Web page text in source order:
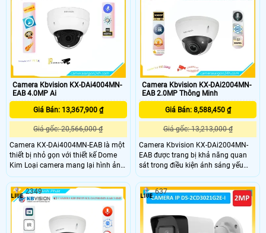
còn tích hợp Micro cho phép nghe
âm thanh mọi người giao tiếpngay
tại vị trí camera.
sang trọng và chắc chắn
Camera Kbvision KX-DAi4004MN-
EAB 4.0MP Ai
Giá Bán: 13,367,900 ₫
Giá gốc: 20,566,000 ₫
Camera KX-DAi4004MN-EAB là một
thiết bị nhỏ gọn với thiết kế Dome
Kim Loại camera mang lại hình ảnh
sắc nét với độ phân giải 4.0MP
Ngoài ra nó còn được trang bị công
nghệ I, cho phép giám sát từ xa
Camera Kbvision KX-DAi2004MN-
EAB 2.0MP Thông Minh
Giá Bán: 8,588,450 ₫
Giá gốc: 13,213,000 ₫
Camera Kbvision KX-DAi2004MN-
EAB được trang bị khả năng quan
sát trong điều kiện ánh sáng yếu
nhờ tầm xa hồng ngoại lên đến
40m. Camera Kbvision KX-
DAi2004MN-EAB có khả năng phát
hiện và nhận biết xem một người có
đang đeo kính hay đeo khẩu trang
hay không.
2349 637